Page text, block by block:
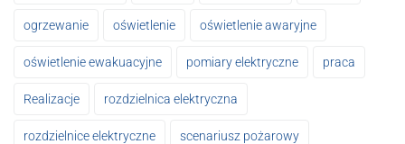
ogrzewanie oświetlenie oświetlenie awaryjne
oświetlenie ewakuacyjne pomiary elektryczne praca
Realizacje rozdzielnica elektryczna
rozdzielnice elektryczne scenariusz pożarowy